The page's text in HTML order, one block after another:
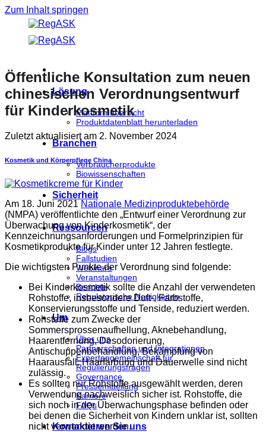
Zum Inhalt springen
Lösung
Plattformübersicht
Produktdatenblatt herunterladen
Branchen
Verbraucherprodukte
Biowissenschaften
Sicherheit
Ressourcen
Blogs
Fallstudien
Webinare
Veranstaltungen
Berichte
Regulatorische Neuigkeiten
Um
Über uns
Partnerschaften und Integrationen
Expertengemeinschaft für
Regulierungsfragen
Governance
Pressemitteilung
Karriere
FAQs
Kontaktieren Sie uns
Öffentliche Konsultation zum neuen
chinesischen Verordnungsentwurf
für Kinderkosmetik
Zuletzt aktualisiert am 2. November 2024
Kosmetik und Körperpflege China
Am 18. Juni 2021 Nationale Medizinproduktebehörde
(NMPA) veröffentlichte den „Entwurf einer Verordnung zur
Überwachung von Kinderkosmetik“, der
Kennzeichnungsanforderungen und Formelprinzipien für
Kosmetikprodukte für Kinder unter 12 Jahren festlegte.
Die wichtigsten Punkte der Verordnung sind folgende:
Bei Kinderkosmetik sollte die Anzahl der verwendeten
Rohstoffe, insbesondere Duft-, Farbstoffe,
Konservierungsstoffe und Tenside, reduziert werden.
Rohstoffe zum Zwecke der
Sommersprossenaufhellung, Aknebehandlung,
Haarentfernung, Desodorierung,
Antischuppenbehandlung, Bekämpfung von
Haarausfall, Haarfärbung und Dauerwelle sind nicht
zulässig.
Es sollten nur Rohstoffe ausgewählt werden, deren
Verwendung nachweislich sicher ist. Rohstoffe, die
sich noch in der Überwachungsphase befinden oder
bei denen die Sicherheit von Kindern unklar ist, sollten
nicht verwendet werden.